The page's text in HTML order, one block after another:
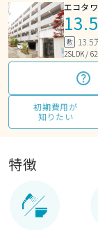
エコタ
13.5
敷 13.5
2SLDK /
初期費用が
知りたい
特徴